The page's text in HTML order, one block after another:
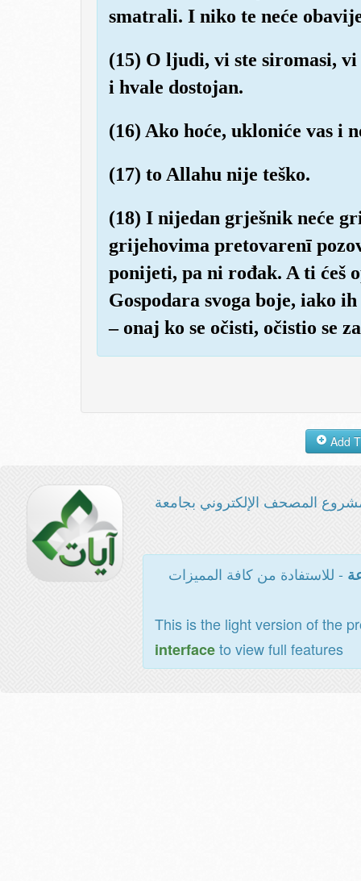
smatrali. I niko te neće
(15) O ljudi, vi ste siromasi,
i hvale dostojan.
(16) Ako hoće, ukloniće vas i
(17) to Allahu nije teško.
(18) I nijedan grješnik neće
grijehovima pretovarenī
ponijeti, pa ni rođak. A ti ćeš
Gospodara svoga boje, iako
– onaj ko se očisti, očistio se
المصحف الإلكتروني بجامعة
- للاستفادة من كافة المميزات
This is the light version of the
interfaceto view full features